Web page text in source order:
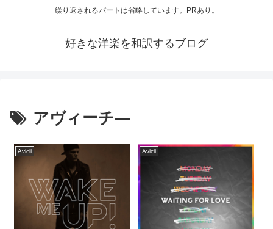
繰り返されるパートは省略しています。PRあり。
好きな洋楽を和訳するブログ
アヴィーチ―
Avicii Avicii